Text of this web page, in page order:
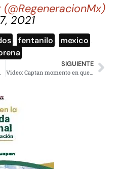
2021
fentanilo mexico
SIGUIENTE
Video: Captan momento en que mujer se salva de ser arrollada por un autobús de pasajeros